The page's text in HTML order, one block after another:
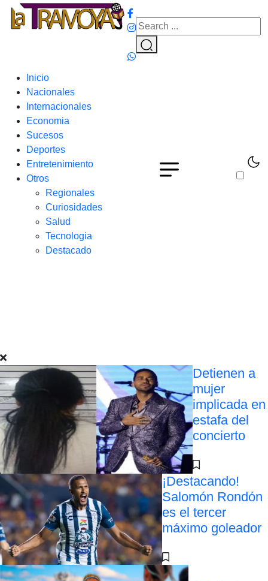
Inicio
Nacionales
Internacionales
Economia
Sucesos
Deportes
Entretenimiento
Otros
Regionales
Curiosidades
Salud
Tecnologia
Destacado
Detienen a
mujer
implicada en
estafa del
concierto
¡Destacando!
Salomón Rondón
es el tercer
máximo goleador